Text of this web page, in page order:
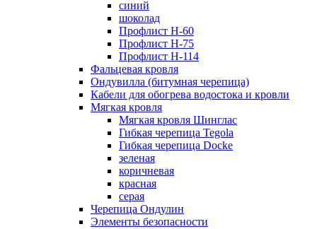
синий
шоколад
Профлист Н-60
Профлист Н-75
Профлист H-114
Фальцевая кровля
Ондувилла (битумная черепица)
Кабели для обогрева водостока и кровли
Мягкая кровля
Мягкая кровля Шинглас
Гибкая черепица Tegola
Гибкая черепица Docke
зеленая
коричневая
красная
серая
Черепица Ондулин
Элементы безопасности